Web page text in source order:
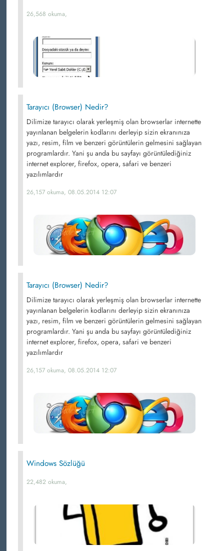
26,568 okuma,
Tarayıcı (Browser) Nedir?
Dilimize tarayıcı olarak yerleşmiş olan browserlar internette
yayınlanan belgelerin kodlarını derleyip sizin ekranınıza
yazı, resim, film ve benzeri görüntülerin gelmesini sağlayan
programlardır. Yani şu anda bu sayfayı görüntülediğiniz
internet explorer, firefox, opera, safari ve benzeri
yazılımlardır
26,157 okuma, 08.05.2014 12:07
Tarayıcı (Browser) Nedir?
Dilimize tarayıcı olarak yerleşmiş olan browserlar internette
yayınlanan belgelerin kodlarını derleyip sizin ekranınıza
yazı, resim, film ve benzeri görüntülerin gelmesini sağlayan
programlardır. Yani şu anda bu sayfayı görüntülediğiniz
internet explorer, firefox, opera, safari ve benzeri
yazılımlardır
26,157 okuma, 08.05.2014 12:07
Windows Sözlüğü
22,482 okuma,